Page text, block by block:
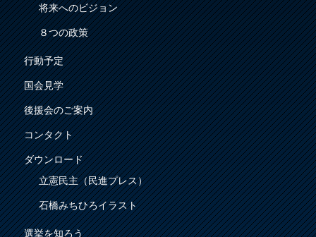
将来へのビジョン
８つの政策
行動予定
国会見学
後援会のご案内
コンタクト
ダウンロード
立憲民主（民進プレス）
石橋みちひろイラスト
選挙を知ろう